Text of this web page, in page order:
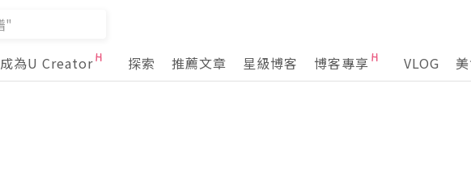
成為U Creator 探索 推薦文章 星級博客 博客專享 VLOG